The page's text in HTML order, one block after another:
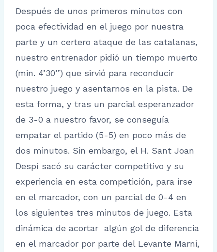
Después de unos primeros minutos con
poca efectividad en el juego por nuestra
parte y un certero ataque de las catalanas,
nuestro entrenador pidió un tiempo muerto
(min. 4’30’’) que sirvió para reconducir
nuestro juego y asentarnos en la pista. De
esta forma, y tras un parcial esperanzador
de 3-0 a nuestro favor, se conseguía
empatar el partido (5-5) en poco más de
dos minutos. Sin embargo, el H. Sant Joan
Despí sacó su carácter competitivo y su
experiencia en esta competición, para irse
en el marcador, con un parcial de 0-4 en
los siguientes tres minutos de juego. Esta
dinámica de acortar algún gol de diferencia
en el marcador por parte del Levante Marni,